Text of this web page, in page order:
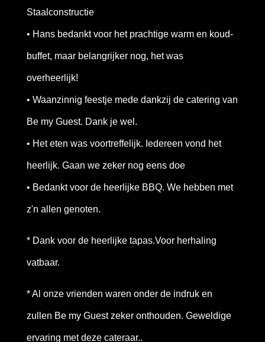
Staalconstructie
• Hans bedankt voor het prachtige warm en koud-
buffet, maar belangrijker nog, het was
overheerlijk!
• Waanzinnig feestje mede dankzij de catering van
Be my Guest. Dank je wel.
• Het eten was voortreffelijk. Iedereen vond het
heerlijk. Gaan we zeker nog eens doe
• Bedankt voor de heerlijke BBQ. We hebben met
z'n allen genoten.
* Dank voor de heerlijke tapas.Voor herhaling
vatbaar.
* Al onze vrienden waren onder de indruk en
zullen Be my Guest zeker onthouden. Geweldige
ervaring met deze cateraar..